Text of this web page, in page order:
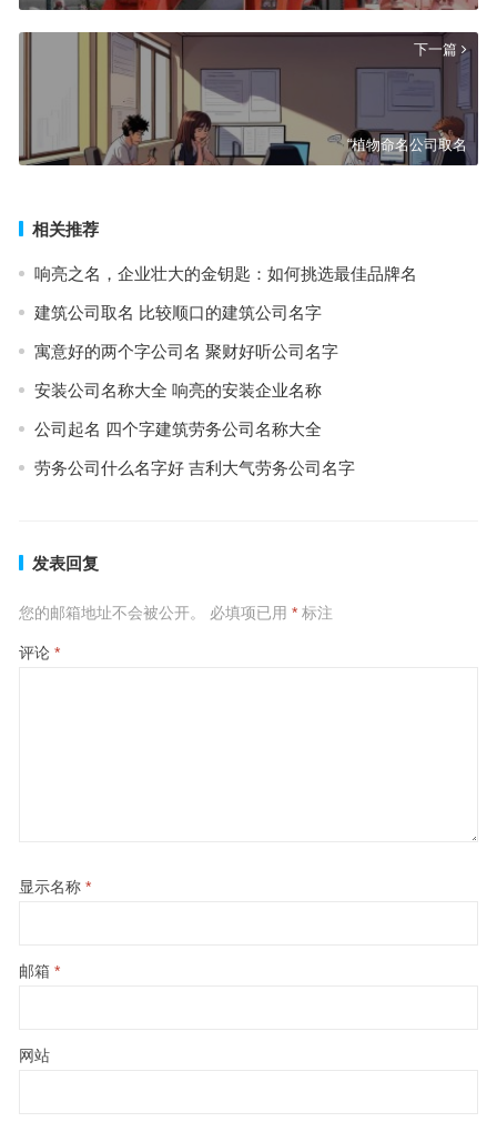
下一篇
“植物命名公司取名
相关推荐
响亮之名，企业壮大的金钥匙：如何挑选最佳品牌名
建筑公司取名 比较顺口的建筑公司名字
寓意好的两个字公司名 聚财好听公司名字
安装公司名称大全 响亮的安装企业名称
公司起名 四个字建筑劳务公司名称大全
劳务公司什么名字好 吉利大气劳务公司名字
发表回复
您的邮箱地址不会被公开。 必填项已用 *标注
评论 *
显示名称 *
邮箱 *
网站